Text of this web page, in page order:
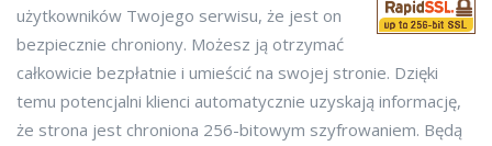
użytkowników Twojego serwisu, że jest on
bezpiecznie chroniony. Możesz ją otrzymać
całkowicie bezpłatnie i umieścić na swojej stronie. Dzięki
temu potencjalni klienci automatycznie uzyskają informację,
że strona jest chroniona 256-bitowym szyfrowaniem. Będą